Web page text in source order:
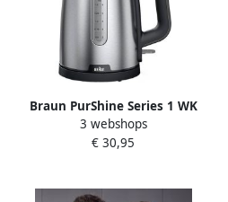
Braun PurShine Series 1 WK
1500 BK Waterkoker
3 webshops
€ 30,95